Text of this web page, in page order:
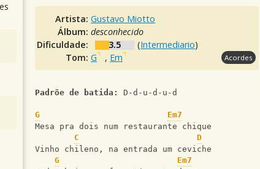
Artista:Gustavo Miotto
Álbum:desconhecido
Dificuldade:
3.5 (Intermediario)
Tom:G , Em Acordes
Padrõe de batida: D-d-u-d-u-d
G
Em7
Mesa pra dois num restaurante chique
C
D
Vinho chileno, na entrada um ceviche
G
Em7